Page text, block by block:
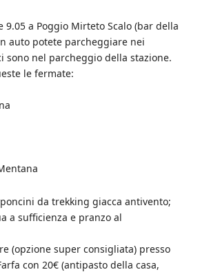
9.05 a Poggio Mirteto Scalo (bar della
auto potete parcheggiare nei
sono nel parcheggio della stazione.
le fermate:
da trekking giacca antivento;
a sufficienza e pranzo al
(opzione super consigliata) presso
con 20€ (antipasto della casa,